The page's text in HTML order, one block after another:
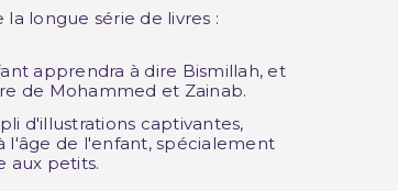
avis)
longue série de livres :
apprendra à dire Bismillah, et
de Mohammed et Zainab.
d'illustrations captivantes,
l'âge de l'enfant, spécialement
aux petits.